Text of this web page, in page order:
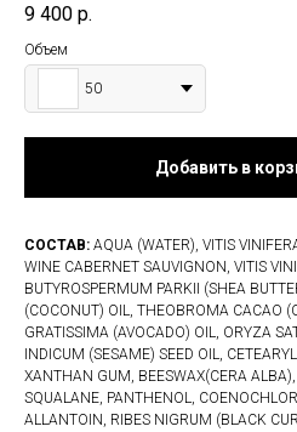
9 400 р.
Объем
50
Добавить в
СОСТАВ: AQUA (WATER), VITIS
WINE CABERNET SAUVIGNON, VITIS
BUTYROSPERMUM PARKII (SHEA
(COCONUT) OIL, THEOBROMA CACAO
GRATISSIMA (AVOCADO) OIL, ORYZA
INDICUM (SESAME) SEED OIL,
XANTHAN GUM, BEESWAX(CERA
SQUALANE, PANTHENOL,
ALLANTOIN, RIBES NIGRUM (BLACK